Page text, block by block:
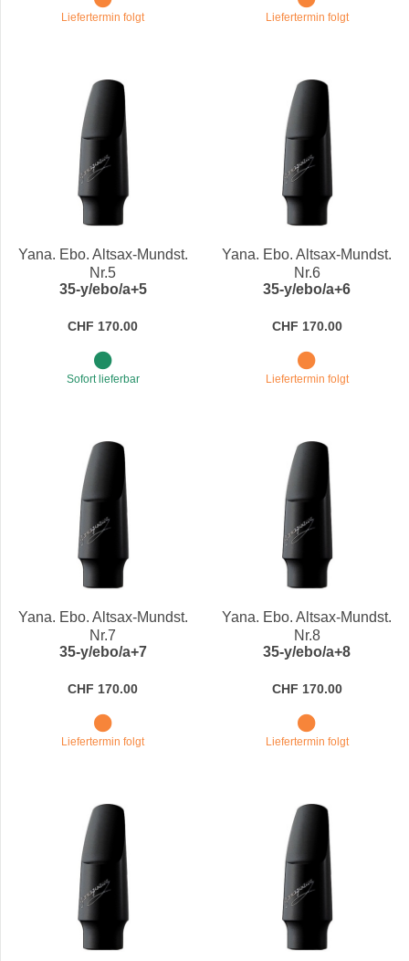
Liefertermin folgt Liefertermin folgt
Yana. Ebo. Altsax-Mundst.
Nr.5
35-y/ebo/a+5
CHF 170.00
Sofort lieferbar
Yana. Ebo. Altsax-Mundst.
Nr.6
35-y/ebo/a+6
CHF 170.00
Liefertermin folgt
Yana. Ebo. Altsax-Mundst.
Nr.7
35-y/ebo/a+7
CHF 170.00
Liefertermin folgt
Yana. Ebo. Altsax-Mundst.
Nr.8
35-y/ebo/a+8
CHF 170.00
Liefertermin folgt